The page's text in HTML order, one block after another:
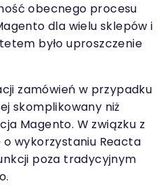
obecnego procesu
dla wielu sklepów i
było uproszczenie
zamówień w przypadku
skomplikowany niż
Magento. W związku z
wykorzystaniu Reacta
poza tradycyjnym